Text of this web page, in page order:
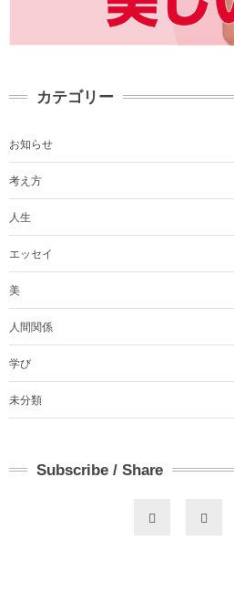
カテゴリー
お知らせ
考え方
人生
エッセイ
美
人間関係
学び
未分類
Subscribe / Share